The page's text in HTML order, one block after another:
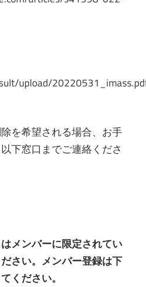
upload/
を希望される場合、お手
下窓口までご連絡くださ
メンバーに限定されてい
さい。メンバー登録は下
ください。